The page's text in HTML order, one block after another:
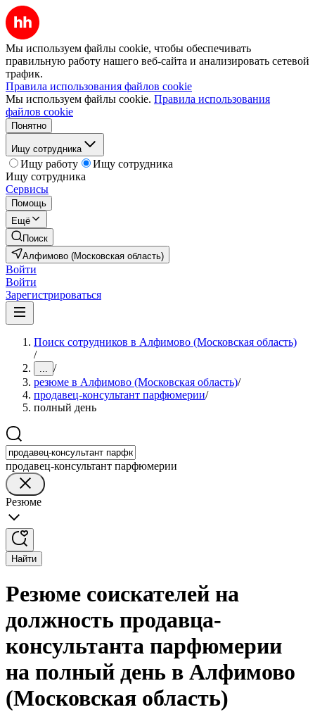
Мы используем файлы cookie, чтобы обеспечивать
правильную работу нашего веб-сайта и анализировать сетевой
трафик.
Правила использования файлов cookie
Мы используем файлы cookie. Правила использования
файлов cookie
Понятно
Ищу сотрудника
Ищу работу
Ищу сотрудника
Ищу сотрудника
Сервисы
Помощь
Ещё
Поиск
Алфимово (Московская область)
Войти
Войти
Зарегистрироваться
Поиск сотрудников в Алфимово (Московская область)
/
... /
резюме в Алфимово (Московская область)/
продавец-консультант парфюмерии/
полный день
продавец-консультант парфюмерии
Резюме
Найти
Резюме соискателей на
должность продавца-
консультанта парфюмерии
на полный день в Алфимово
(Московская область)